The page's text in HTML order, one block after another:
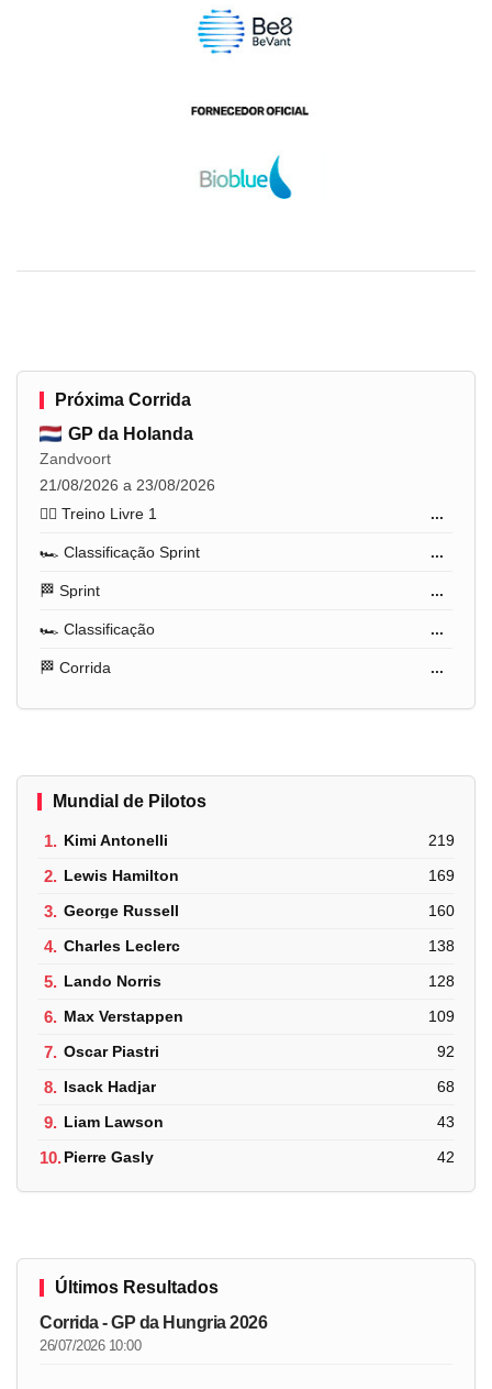
Próxima Corrida
GP da Holanda
Zandvoort
21/08/2026 a 23/08/2026
🏋️‍♂️ Treino Livre 1
...
🏎️ Classificação Sprint ...
🏁 Sprint ...
🏎️ Classificação ...
🏁 Corrida ...
Mundial de Pilotos
1. Kimi Antonelli 219
2. Lewis Hamilton 169
3. George Russell 160
4. Charles Leclerc 138
5. Lando Norris 128
6. Max Verstappen 109
7. Oscar Piastri 92
8. Isack Hadjar 68
9. Liam Lawson 43
10.Pierre Gasly 42
Últimos Resultados
Corrida - GP da Hungria 2026
26/07/2026 10:00